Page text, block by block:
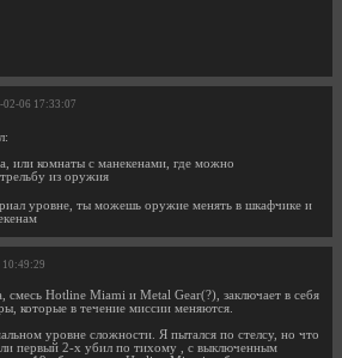
02-06 17:33:07
или комнаты с манекенами, где можно
из оружия
уровне, ты можешь оружие менять в шкафчике и
10:49:29
смесь Hotline Miami и Metal Gear(?), заключает в себя
которые в течение миссии меняются.
уровне сложности. Я пытался по стелсу, но что
первый 2-х убил по тихому , с выключенным